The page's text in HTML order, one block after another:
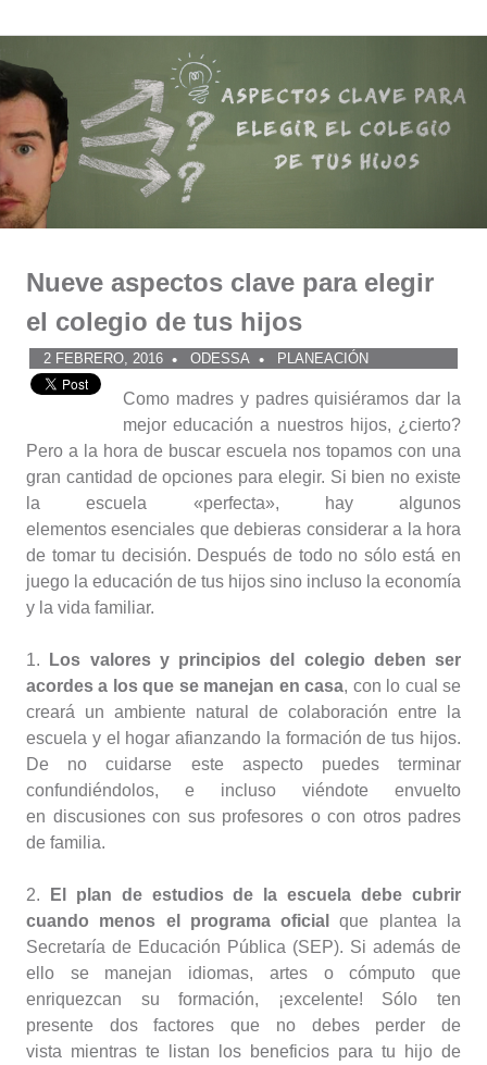
al
contenido
Comunidad
ODESSA
Nueve aspectos clave para elegir
el colegio de tus hijos
2 FEBRERO, 2016 ODESSA PLANEACIÓN
Como madres y padres quisiéramos dar la
mejor educación a nuestros hijos, ¿cierto?
Pero a la hora de buscar escuela nos topamos con una
gran cantidad de opciones para elegir. Si bien no existe
la escuela «perfecta», hay algunos
elementos esenciales que debieras considerar a la hora
de tomar tu decisión. Después de todo no sólo está en
juego la educación de tus hijos sino incluso la economía
y la vida familiar.
1.
Los valores y principios del colegio deben ser
acordes a los que se manejan en casa, con lo cual se
creará un ambiente natural de colaboración entre la
escuela y el hogar afianzando la formación de tus hijos.
De no cuidarse este aspecto puedes terminar
confundiéndolos, e incluso viéndote envuelto
en discusiones con sus profesores o con otros padres
de familia.
2.
El plan de estudios de la escuela debe cubrir
cuando menos el programa oficial
que plantea la
Secretaría de Educación Pública (SEP). Si además de
ello se manejan idiomas, artes o cómputo que
enriquezcan su formación, ¡excelente! Sólo ten
presente dos factores que no debes perder de
vista mientras te listan los beneficios para tu hijo de